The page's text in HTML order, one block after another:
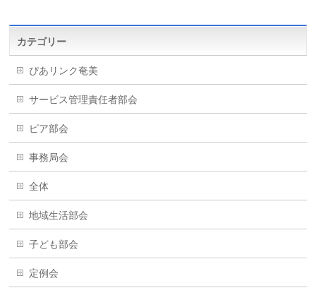
カテゴリー
ぴあリンク奄美
サービス管理責任者部会
ピア部会
事務局会
全体
地域生活部会
子ども部会
定例会